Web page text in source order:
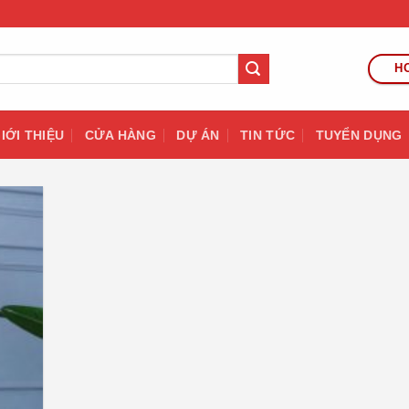
THIỆU CỬA HÀNG DỰ ÁN TIN TỨC TUYỂN DỤNG